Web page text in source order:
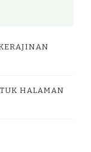
HALAMAN